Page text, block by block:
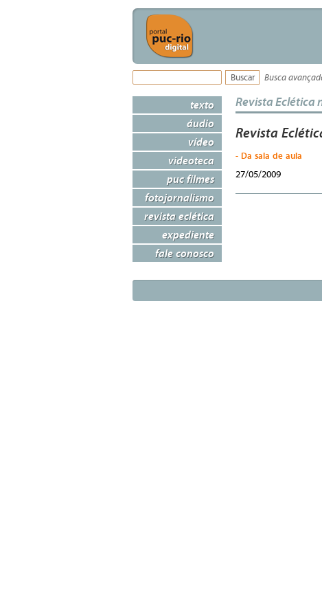
Busca
texto
áudio
vídeo
videoteca
puc filmes
fotojornalismo
revista eclética
expediente
fale conosco
Revista Eclética
Revista
- Da sala de aula
27/05/2009